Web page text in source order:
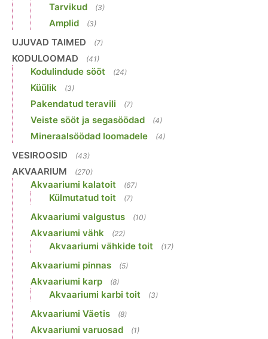
Tarvikud (3)
Amplid (3)
UJUVAD TAIMED (7)
KODULOOMAD (41)
Kodulindude sööt (24)
Küülik (3)
Pakendatud teravili (7)
Veiste sööt ja segasöödad (4)
Mineraalsöödad loomadele (4)
VESIROOSID (43)
AKVAARIUM (270)
Akvaariumi kalatoit (67)
Külmutatud toit (7)
Akvaariumi valgustus (10)
Akvaariumi vähk (22)
Akvaariumi vähkide toit (17)
Akvaariumi pinnas (5)
Akvaariumi karp (8)
Akvaariumi karbi toit (3)
Akvaariumi Väetis (8)
Akvaariumi varuosad (1)